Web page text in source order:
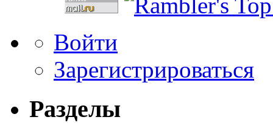
Войти
Зарегистрироваться
Разделы